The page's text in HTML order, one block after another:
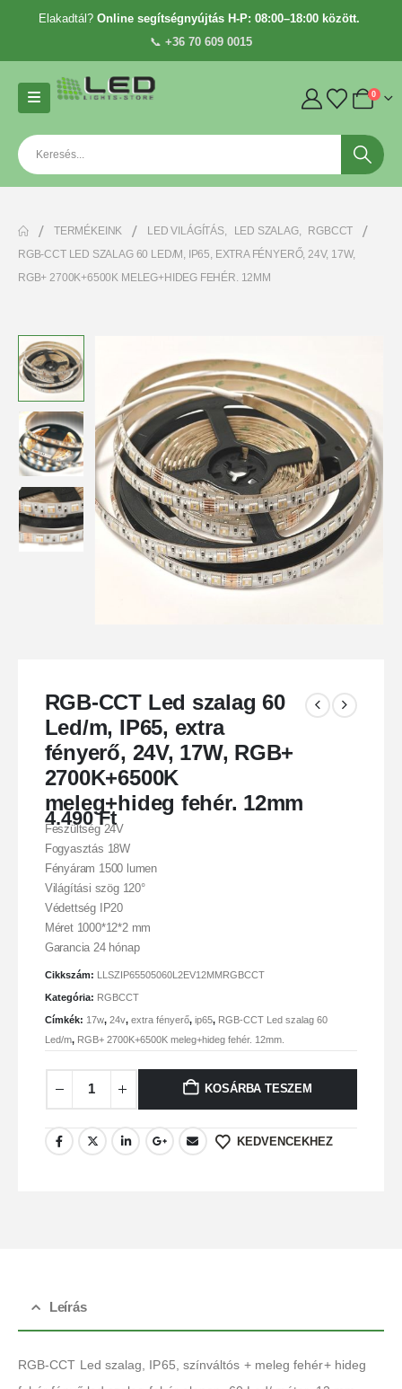
Elakadtál? Online segítségnyújtás H-P: 08:00–18:00 között.
📞 +36 70 609 0015
0
TERMÉKEINK LED VILÁGÍTÁS, LED SZALAG,
RGBCCT
RGB-CCT LED SZALAG 60 LED/M, IP65, EXTRA FÉNYERŐ, 24V, 17W,
RGB+ 2700K+6500K MELEG+HIDEG FEHÉR. 12MM
RGB-CCT Led szalag 60
Led/m, IP65, extra
fényerő, 24V, 17W, RGB+
2700K+6500K
meleg+hideg fehér. 12mm
4.490Ft
Feszültség 24V
Fogyasztás 18W
Fényáram 1500 lumen
Világítási szög 120°
Védettség IP20
Méret 1000*12*2 mm
Garancia 24 hónap
Cikkszám: LLSZIP65505060L2EV12MMRGBCCT
Kategória: RGBCCT
Címkék: 17w, 24v, extra fényerő, ip65, RGB-CCT Led szalag 60
Led/m, RGB+ 2700K+6500K meleg+hideg fehér. 12mm.
KOSÁRBA TESZEM
KEDVENCEKHEZ
Leírás
RGB-CCT Led szalag, IP65, színváltós + meleg fehér+ hideg